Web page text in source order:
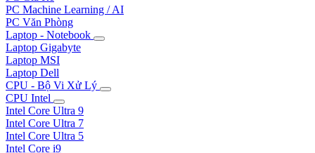
PC Machine Learning / AI
PC Văn Phòng
Laptop - Notebook
Laptop Gigabyte
Laptop MSI
Laptop Dell
CPU - Bộ Vi Xử Lý
CPU Intel
Intel Core Ultra 9
Intel Core Ultra 7
Intel Core Ultra 5
Intel Core i9